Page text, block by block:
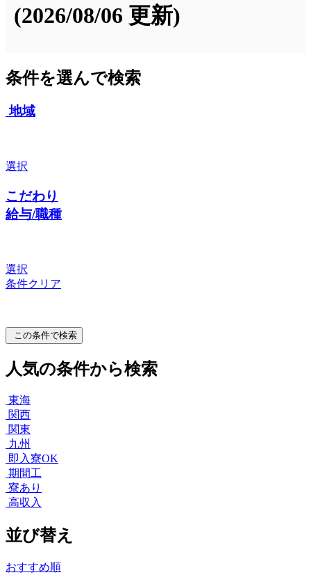
(2026/08/06 更新)
条件を選んで検索
地域
選択
こだわり
給与/職種
選択
条件クリア
この条件で検索
人気の条件から検索
東海
関西
関東
九州
即入寮OK
期間工
寮あり
高収入
並び替え
おすすめ順